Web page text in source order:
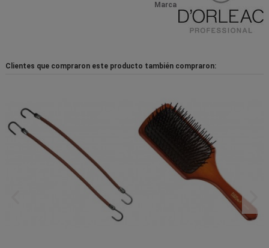
Marca
Clientes que compraron este producto también compraron: